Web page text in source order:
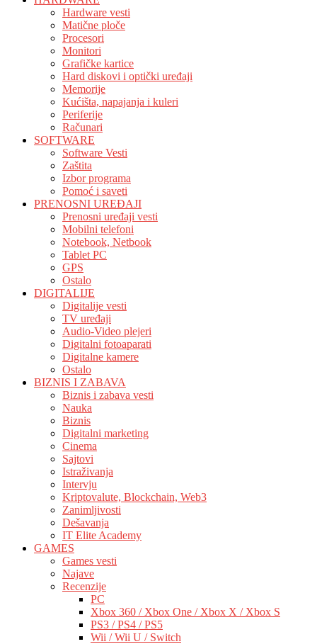
Hardware vesti
Matične ploče
Procesori
Monitori
Grafičke kartice
Hard diskovi i optički uređaji
Memorije
Kućišta, napajanja i kuleri
Periferije
Računari
SOFTWARE
Software Vesti
Zaštita
Izbor programa
Pomoć i saveti
PRENOSNI UREĐAJI
Prenosni uređaji vesti
Mobilni telefoni
Notebook, Netbook
Tablet PC
GPS
Ostalo
DIGITALIJE
Digitalije vesti
TV uređaji
Audio-Video plejeri
Digitalni fotoaparati
Digitalne kamere
Ostalo
BIZNIS I ZABAVA
Biznis i zabava vesti
Nauka
Biznis
Digitalni marketing
Cinema
Sajtovi
Istraživanja
Intervju
Kriptovalute, Blockchain, Web3
Zanimljivosti
Dešavanja
IT Elite Academy
GAMES
Games vesti
Najave
Recenzije
PC
Xbox 360 / Xbox One / Xbox X / Xbox S
PS3 / PS4 / PS5
Wii / Wii U / Switch